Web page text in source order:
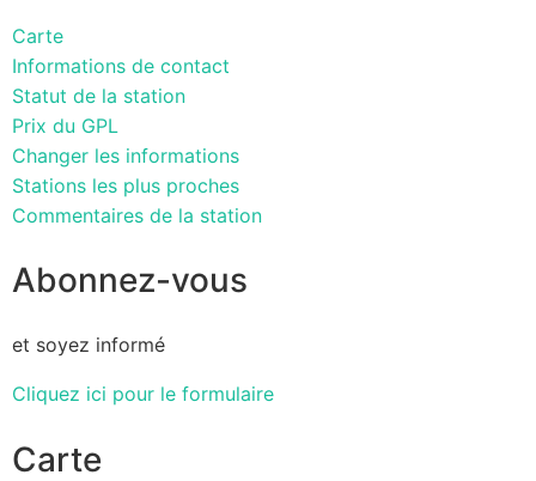
Carte
Informations de contact
Statut de la station
Prix du GPL
Changer les informations
Stations les plus proches
Commentaires de la station
Abonnez-vous
et soyez informé
Cliquez ici pour le formulaire
Carte